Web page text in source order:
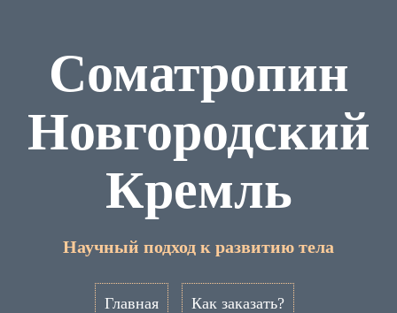
Cоматропин
Новгородский
Кремль
Научный подход к развитию тела
Главная Как заказать?